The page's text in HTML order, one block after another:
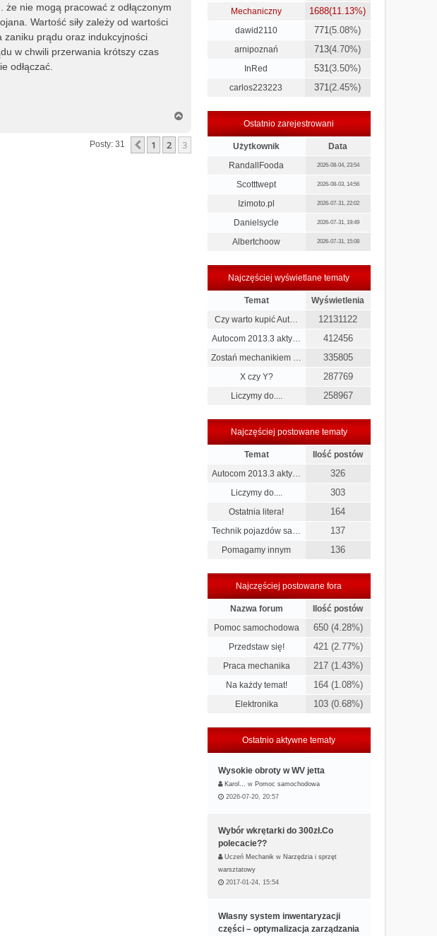
że nie mogą pracować z odłączonym
Wartość siły zależy od wartości
zaniku prądu oraz indukcyjności
w chwili przerwania krótszy czas
odłączać.
g
ó
Posty: 31 Poprzednia
1 2 3
Mechaniczny
1688(11.13%)
dawid2110 771(5.08%)
arnipoznań 713(4.70%)
InRed 531(3.50%)
carlos223223 371(2.45%)
Ostatnio zarejestrowani
Użytkownik
Data
RandallFooda
2026-08-04, 23:54
Scotttwept 2026-08-03, 14:56
Izimoto.pl 2026-07-31, 22:02
Danielsycle 2026-07-31, 19:49
Albertchoow 2026-07-31, 15:08
Najczęściej wyświetlane tematy
Temat
Wyświetlenia
Czy warto kupić Aut…
12131122
Autocom 2013.3 akty… 412456
Zostań mechanikiem … 335805
X czy Y? 287769
Liczymy do.... 258967
Najczęściej postowane tematy
Temat
Ilość postów
Autocom 2013.3 akty…
326
Liczymy do.... 303
Ostatnia litera! 164
Technik pojazdów sa… 137
Pomagamy innym 136
Najczęściej postowane fora
Nazwa forum
Ilość postów
Pomoc samochodowa
650 (4.28%)
Przedstaw się! 421 (2.77%)
Praca mechanika 217 (1.43%)
Na każdy temat! 164 (1.08%)
Elektronika 103 (0.68%)
Ostatnio aktywne tematy
Wysokie obroty w WV jetta
Karol… w Pomoc samochodowa
2026-07-20, 20:57
Wybór wkrętarki do 300zł.Co
polecacie??
Uczeń Mechanik w Narzędzia i sprzęt
warsztatowy
2017-01-24, 15:54
Własny system inwentaryzacji
części – optymalizacja zarządzania